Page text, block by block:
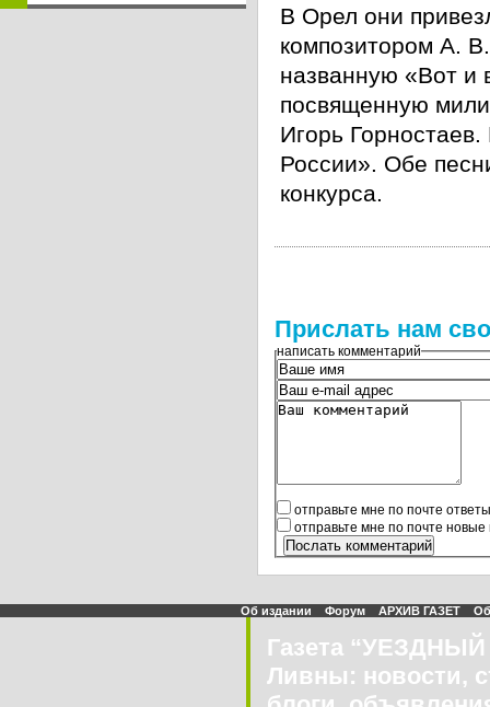
В Орел они
композитором А.
названную «Вот и
посвященную
Игорь
России». Обе
конкурса.
Прислать нам
написать комментарий
отправьте мне по почте
отправьте мне по почте
Об издании Форум АРХИВ ГАЗЕТ
Газета
Ливны: новости,